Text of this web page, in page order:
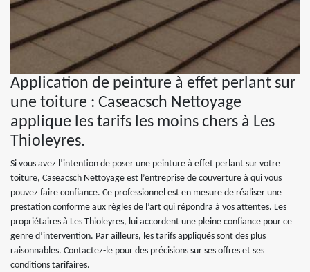
Application de peinture à effet perlant sur
une toiture : Caseacsch Nettoyage
applique les tarifs les moins chers à Les
Thioleyres.
Si vous avez l’intention de poser une peinture à effet perlant sur votre
toiture, Caseacsch Nettoyage est l’entreprise de couverture à qui vous
pouvez faire confiance. Ce professionnel est en mesure de réaliser une
prestation conforme aux règles de l’art qui répondra à vos attentes. Les
propriétaires à Les Thioleyres, lui accordent une pleine confiance pour ce
genre d’intervention. Par ailleurs, les tarifs appliqués sont des plus
raisonnables. Contactez-le pour des précisions sur ses offres et ses
conditions tarifaires.